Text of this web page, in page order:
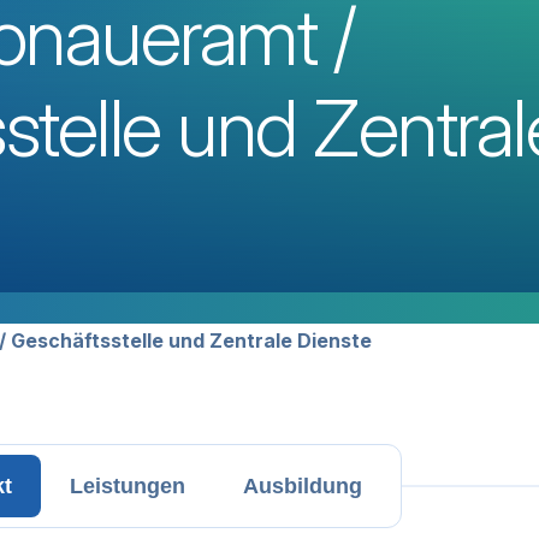
/
und
Geschäftsstelle und Zentrale Dienste
Leistungen Ausbildung